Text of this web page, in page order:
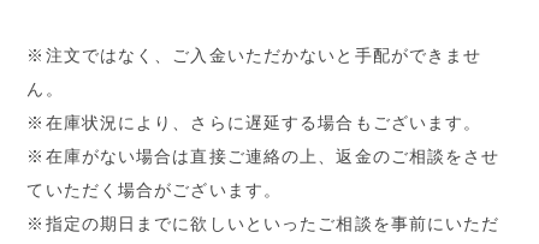
※注文ではなく、ご入金いただかないと手配ができませ
ん。
※在庫状況により、さらに遅延する場合もございます。
※在庫がない場合は直接ご連絡の上、返金のご相談をさせ
ていただく場合がございます。
※指定の期日までに欲しいといったご相談を事前にいただ